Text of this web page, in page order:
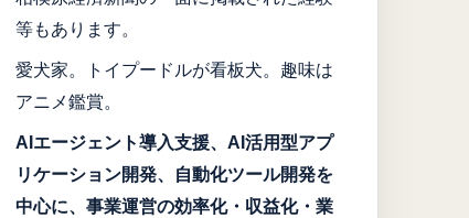
等もあります。
愛犬家。トイプードルが看板犬。趣味は
アニメ鑑賞。
AIエージェント導入支援、AI活用型アプ
リケーション開発、自動化ツール開発を
中心に、事業運営の効率化・収益化・業